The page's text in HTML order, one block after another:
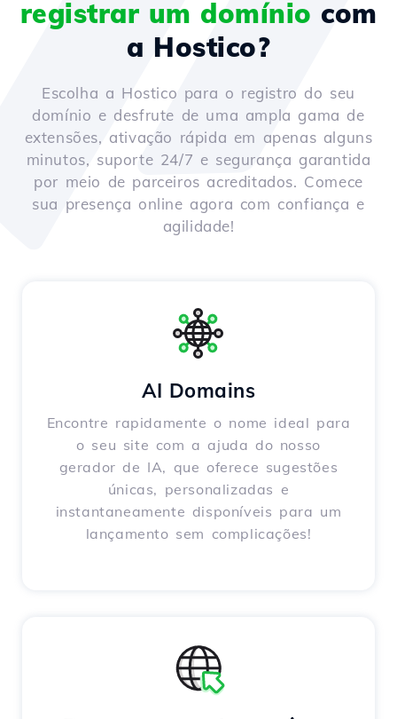
registrar um domínio com
a Hostico?
Escolha a Hostico para o registro do seu
domínio e desfrute de uma ampla gama de
extensões, ativação rápida em apenas alguns
minutos, suporte 24/7 e segurança garantida
por meio de parceiros acreditados. Comece
sua presença online agora com confiança e
agilidade!
AI Domains
Encontre rapidamente o nome ideal para
o seu site com a ajuda do nosso
gerador de IA, que oferece sugestões
únicas, personalizadas e
instantaneamente disponíveis para um
lançamento sem complicações!